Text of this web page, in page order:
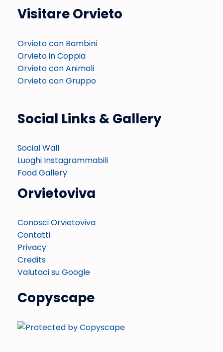
Visitare Orvieto
Orvieto con Bambini
Orvieto in Coppia
Orvieto con Animali
Orvieto con Gruppo
Social Links & Gallery
Social Wall
Luoghi Instagrammabili
Food Gallery
Orvietoviva
Conosci Orvietoviva
Contatti
Privacy
Credits
Valutaci su Google
Copyscape